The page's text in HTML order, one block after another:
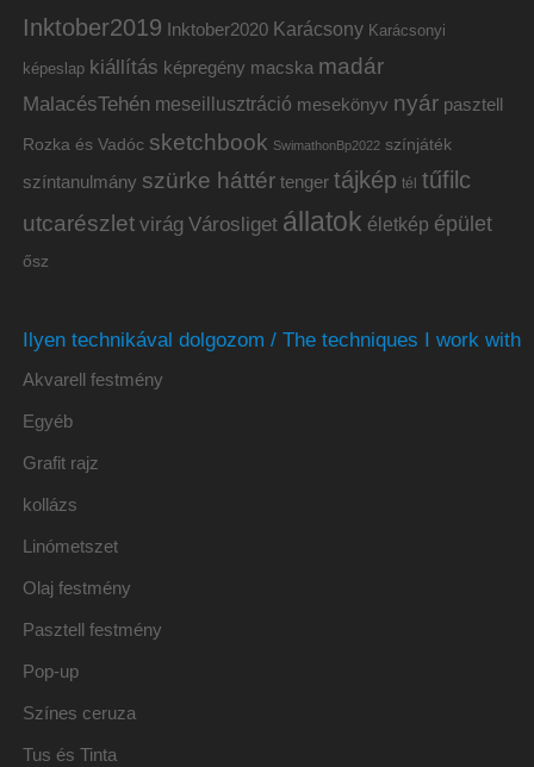
Inktober2019 Inktober2020 Karácsony Karácsonyi
képeslap kiállítás képregény macska madár
MalacésTehén meseillusztráció mesekönyv nyár pasztell
Rozka és Vadóc sketchbook SwimathonBp2022 színjáték
színtanulmány szürke háttér tenger tájkép tél tűfilc
utcarészlet virág Városliget állatok életkép épület
ősz
Ilyen technikával dolgozom / The techniques I work with
Akvarell festmény
Egyéb
Grafit rajz
kollázs
Linómetszet
Olaj festmény
Pasztell festmény
Pop-up
Színes ceruza
Tus és Tinta